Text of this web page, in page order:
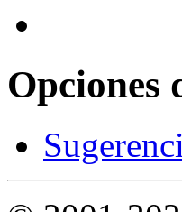
Opciones